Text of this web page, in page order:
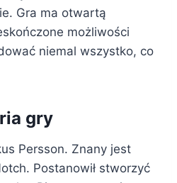
Gra ma otwartą
możliwości
niemal wszystko, co
gry
Persson. Znany jest
Postanowił stworzyć